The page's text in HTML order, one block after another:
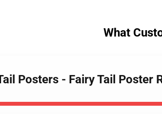
What
Posters - Fairy Tail Poster